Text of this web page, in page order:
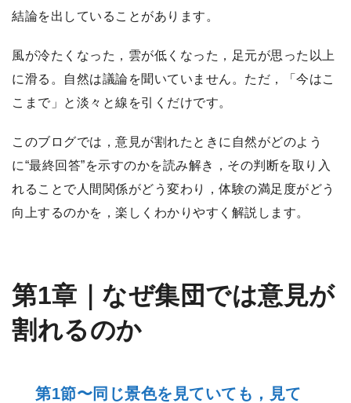
結論を出していることがあります。
風が冷たくなった，雲が低くなった，足元が思った以上
に滑る。自然は議論を聞いていません。ただ，「今はこ
こまで」と淡々と線を引くだけです。
このブログでは，意見が割れたときに自然がどのよう
に“最終回答”を示すのかを読み解き，その判断を取り入
れることで人間関係がどう変わり，体験の満足度がどう
向上するのかを，楽しくわかりやすく解説します。
第1章｜なぜ集団では意見が
割れるのか
第1節〜同じ景色を見ていても，見て